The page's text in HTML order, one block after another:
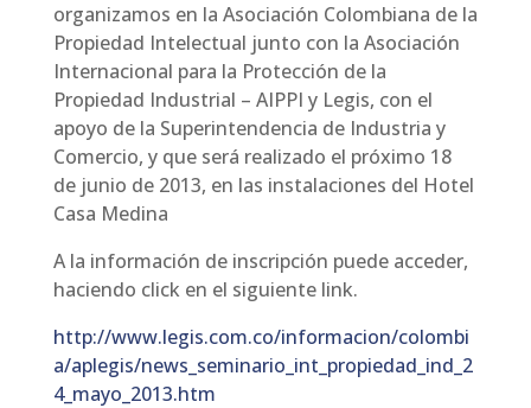
organizamos en la Asociación Colombiana de la
Propiedad Intelectual junto con la Asociación
Internacional para la Protección de la
Propiedad Industrial – AIPPI y Legis, con el
apoyo de la Superintendencia de Industria y
Comercio, y que será realizado el próximo 18
de junio de 2013, en las instalaciones del Hotel
Casa Medina
A la información de inscripción puede acceder,
haciendo click en el siguiente link.
http://www.legis.com.co/informacion/colombi
a/aplegis/news_seminario_int_propiedad_ind_2
4_mayo_2013.htm